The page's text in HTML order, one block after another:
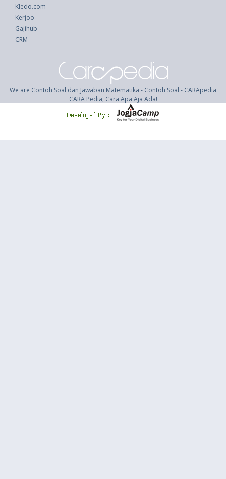
Kledo.com
Kerjoo
Gajihub
CRM
We are Contoh Soal dan Jawaban Matematika - Contoh Soal - CARApedia
CARA Pedia, Cara Apa Aja Ada!